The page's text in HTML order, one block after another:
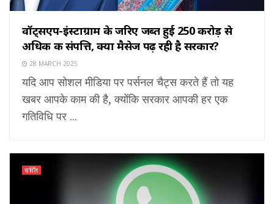
वॉट्सएप-इंस्टाग्राम के जरिए जब्त हुई ₹250 करोड़ से
अधिक की संपत्ति, क्या मैसेज पढ़ रही है सरकार?
28 MARCH 2025
यदि आप सोशल मीडिया पर पर्सनल चैट्स करते हैं तो यह
खबर आपके काम की है, क्योंकि सरकार आपकी हर एक
गतिविधि पर ...
चर्चित